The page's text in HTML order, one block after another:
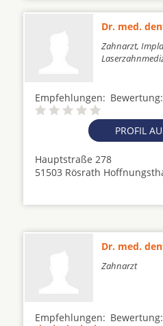
Dr. med.
Zahnarzt,
Empfehlungen: Bewertung:
PROFIL
Hauptstraße 278
51503 Rösrath
Dr. med.
Zahnarzt
Empfehlungen: Bewertung: